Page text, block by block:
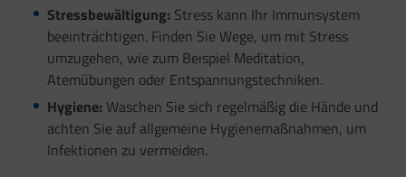
Stressbewältigung: Stress kann Ihr Immunsystem
beeinträchtigen. Finden Sie Wege, um mit Stress
umzugehen, wie zum Beispiel Meditation,
Atemübungen oder Entspannungstechniken.
Hygiene: Waschen Sie sich regelmäßig die Hände und
achten Sie auf allgemeine Hygienemaßnahmen, um
Infektionen zu vermeiden.